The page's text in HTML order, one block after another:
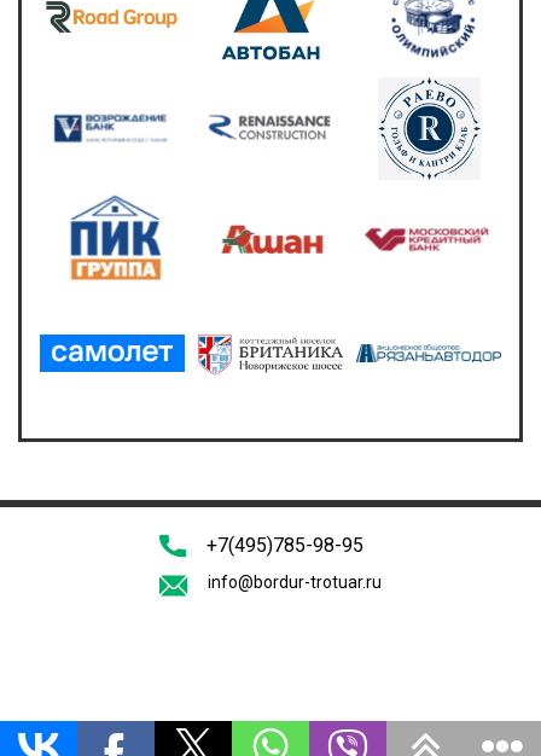
+7(495)785-98-95
info@bordur-trotuar.ru